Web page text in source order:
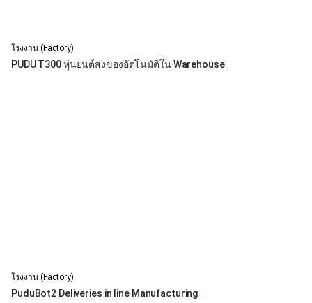
โรงงาน (Factory)
PUDU T300 หุ่นยนต์ส่งของอัตโนมัติใน Warehouse
โรงงาน (Factory)
PuduBot2 Deliveries in line Manufacturing